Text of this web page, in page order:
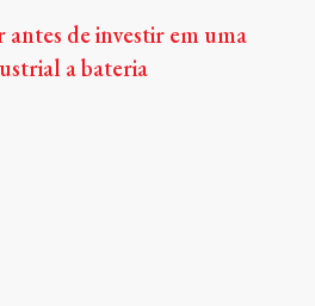
antes de investir em uma
a bateria